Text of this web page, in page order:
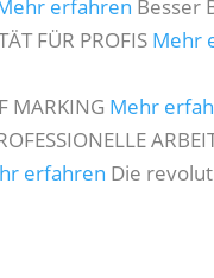
erfahren Besser
FÜR PROFIS Mehr
MARKING Mehr
erfahren Die